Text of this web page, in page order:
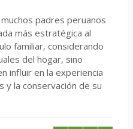
padres peruanos
más estratégica al
familiar, considerando
del hogar, sino
influir en la experiencia
y la conservación de su